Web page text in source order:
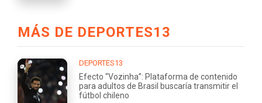
MÁS DE DEPORTES13
DEPORTES13
Efecto “Vozinha”: Plataforma de contenido
para adultos de Brasil buscaría transmitir el
fútbol chileno